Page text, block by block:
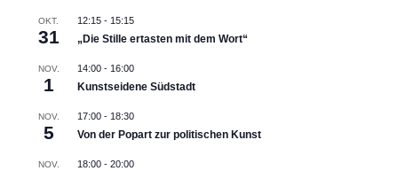
OKT.
31
12:15- 15:15
„Die Stille ertasten mit dem Wort“
NOV.
1
14:00- 16:00
Kunstseidene Südstadt
NOV.
5
17:00- 18:30
Von der Popart zur politischen Kunst
NOV. 18:00- 20:00